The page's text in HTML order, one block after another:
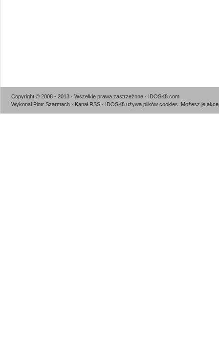
Copyright © 2008 - 2013 · Wszelkie prawa zastrzeżone · IDOSK8.com
Wykonał Piotr Szarmach · Kanał RSS · IDOSK8 używa plików cookies. Możesz je